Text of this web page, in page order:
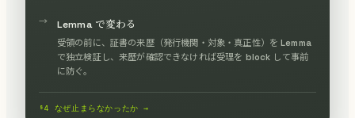
→ Lemma で変わる
受領の前に、証書の来歴（発行機関・対象・真正性）を Lemma
で独立検証し、来歴が確認できなければ受理を block して事前
に防ぐ。
§4 なぜ止まらなかったか →